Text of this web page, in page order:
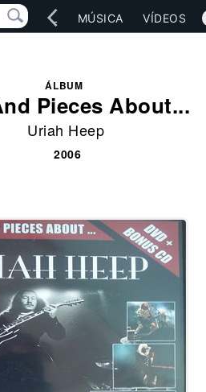
SOCIAL MÚSICA VÍDEOS
ÁLBUM
Pieces About...
Uriah Heep
2006